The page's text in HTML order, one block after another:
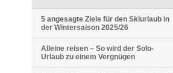
5 angesagte Ziele für den Skiurlaub in
der Wintersaison 2025/26
Alleine reisen – So wird der Solo-
Urlaub zu einem Vergnügen